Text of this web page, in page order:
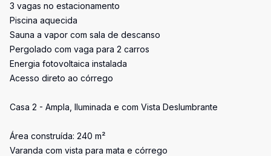
3 vagas no estacionamento
Piscina aquecida
Sauna a vapor com sala de descanso
Pergolado com vaga para 2 carros
Energia fotovoltaica instalada
Acesso direto ao córrego
Casa 2 - Ampla, Iluminada e com Vista Deslumbrante
Área construída: 240 m²
Varanda com vista para mata e córrego